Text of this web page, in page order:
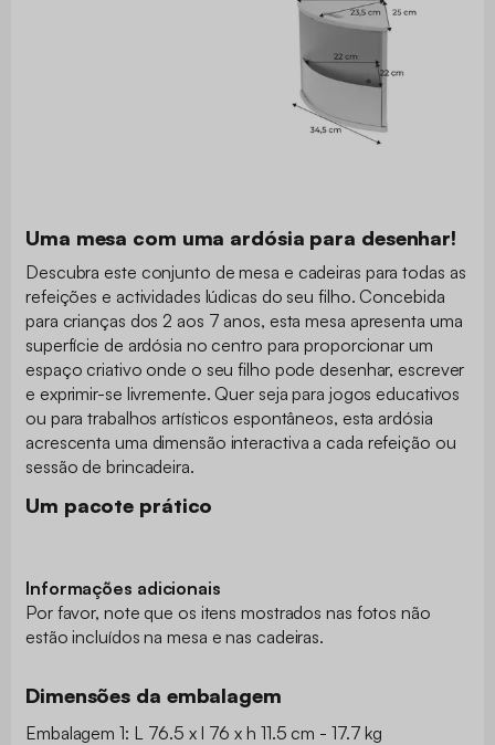
Uma mesa com uma ardósia para desenhar!
Descubra este conjunto de mesa e cadeiras para todas as
refeições e actividades lúdicas do seu filho. Concebida
para crianças dos 2 aos 7 anos, esta mesa apresenta uma
superfície de ardósia no centro para proporcionar um
espaço criativo onde o seu filho pode desenhar, escrever
e exprimir-se livremente. Quer seja para jogos educativos
ou para trabalhos artísticos espontâneos, esta ardósia
acrescenta uma dimensão interactiva a cada refeição ou
sessão de brincadeira.
Um pacote prático
Informações adicionais
Por favor, note que os itens mostrados nas fotos não
estão incluídos na mesa e nas cadeiras.
Dimensões da embalagem
Embalagem 1: L 76.5 x l 76 x h 11.5 cm - 17.7 kg